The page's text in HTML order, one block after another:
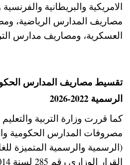
الامريكية والبريطانية
مصاريف المدارس الرياضية،
العسكرية، ومصاريف مدارس
تقسيط مصاريف المدارس
الرسمية 2022-2026
كما قررت وزارة التربية
مصروفات المدارس الحكومية
(الرسمية والرسمية المتميزة